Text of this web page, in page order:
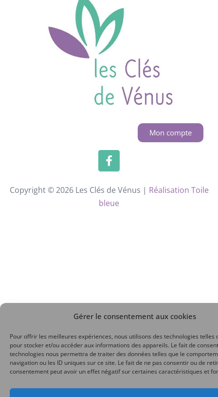
Gérer le consentement aux cookies
Pour offrir les meilleures expériences, nous utilisons des technologies telles
pour stocker et/ou accéder aux informations des appareils. Le fait de
technologies nous permettra de traiter des données telles que le
navigation ou les ID uniques sur ce site. Le fait de ne pas consentir ou de
consentement peut avoir un effet négatif sur certaines caractéristiques et
Mon compte
Copyright © 2026 Les Clés de Vénus | Réalisation Toile
bleue